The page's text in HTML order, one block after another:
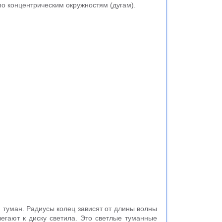
концентрическим окружностям (дугам).
Радиусы колец зависят от длины волны
к диску светила. Это светлые туманные